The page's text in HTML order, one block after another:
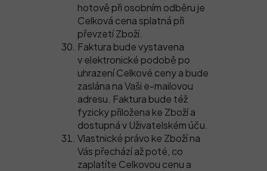
hotově při osobním odběru je
Celková cena splatná při
převzetí Zboží.
Faktura bude vystavena
v elektronické podobě po
uhrazení Celkové ceny a bude
zaslána na Vaši e-mailovou
adresu. Faktura bude též
fyzicky přiložena ke Zboží a
dostupná v Uživatelském úču.
Vlastnické právo ke Zboží na
Vás přechází až poté, co
zaplatíte Celkovou cenu a